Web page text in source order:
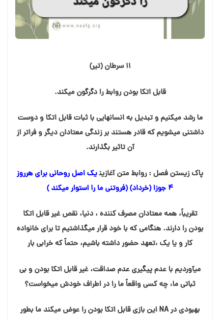
۱۱ سرطان (تیر)
قابل اتکا بودن روابط را دگرگون میکند.
ما رشد میکنیم و تبدیل به انسانهایی با ثبات قابل اتکا و دوست
داشتنی میشویم که قادر هستند بر زندگی معتادان دیگر و فراتر از
آن تاثیر بگذارند.
پاک زیستن فصل : روابط متن آغازین‍ یک اصل روحانی برای هرروز
۴ جوزا (خرداد) (فروتنی ما را استوار میکند )
تقريباً، همه معتادان مصرف کننده ، دنیا، نقص غير قابل اتکا
بودن را دارند. هنگامی که با خود قرار میگذاشتیم تا برای خانواده
کار و یا یک ،تعهد حضور داشته باشیم، حتماً که خرابی بار
میآوردیم با عدم پیگیری عدم صداقت، غیر قابل اتکا بودن و بی
ثباتی ما، چه کسی واقعاً ما را در اطراف خودش میخواست؟
بهبودی در NA این بازی قابل اتکا بودن را عوض میکند ما بطور